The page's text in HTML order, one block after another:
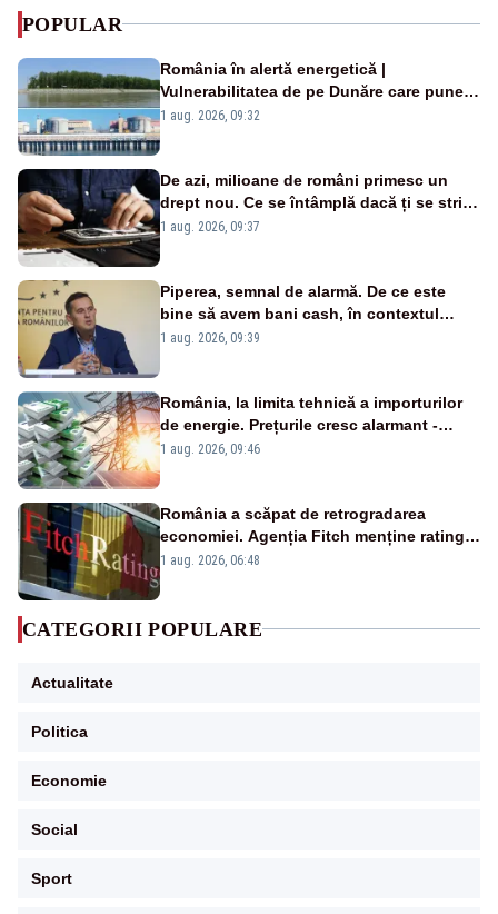
POPULAR
România în alertă energetică |
Vulnerabilitatea de pe Dunăre care pune
în pericol Centrala Cernavodă era
1 aug. 2026, 09:32
De azi, milioane de români primesc un
drept nou. Ce se întâmplă dacă ți se strică
un produs
1 aug. 2026, 09:37
Piperea, semnal de alarmă. De ce este
bine să avem bani cash, în contextul
alertei energetice?
1 aug. 2026, 09:39
România, la limita tehnică a importurilor
de energie. Prețurile cresc alarmant -
Analiză Realitatea Plus
1 aug. 2026, 09:46
România a scăpat de retrogradarea
economiei. Agenția Fitch menține ratingul
„BBB-” cu perspectivă negativă
1 aug. 2026, 06:48
CATEGORII POPULARE
Actualitate
Politica
Economie
Social
Sport